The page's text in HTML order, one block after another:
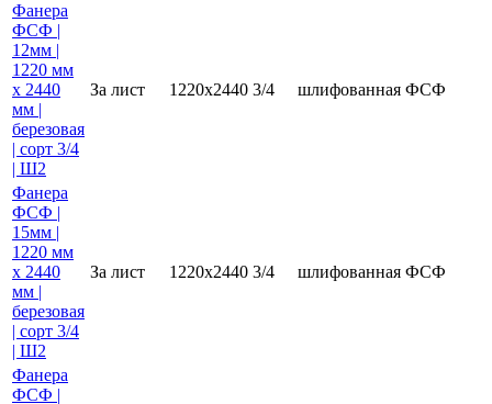
Фанера
ФСФ |
12мм |
1220 мм
х 2440
мм |
березовая
| сорт 3/4
| Ш2
За лист 1220х2440 3/4 шлифованная ФСФ
Фанера
ФСФ |
15мм |
1220 мм
х 2440
мм |
березовая
| сорт 3/4
| Ш2
За лист 1220х2440 3/4 шлифованная ФСФ
Фанера
ФСФ |